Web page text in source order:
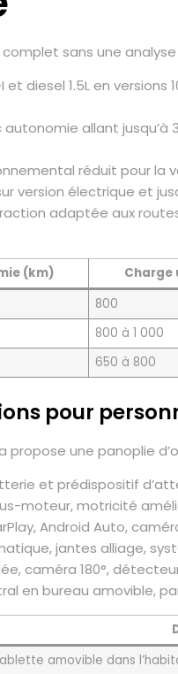
sans une
I et diesel 1.5L en
allant
réduit pour la
version électrique et
adaptée aux
(km) Charge
800
800 à 1 000
650 à 800
pour
une panoplie
et prédispositif
moteur, motricité
Android Auto,
jantes alliage,
caméra 180°,
en bureau amovible,
amovible dans